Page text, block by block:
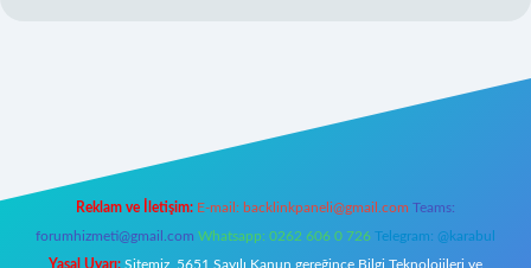
Reklam ve İletişim: E-mail: backlinkpaneli@gmail.com Teams:
forumhizmeti@gmail.com Whatsapp: 0262 606 0 726 Telegram: @karabul
Yasal Uyarı: Sitemiz, 5651 Sayılı Kanun gereğince Bilgi Teknolojileri ve